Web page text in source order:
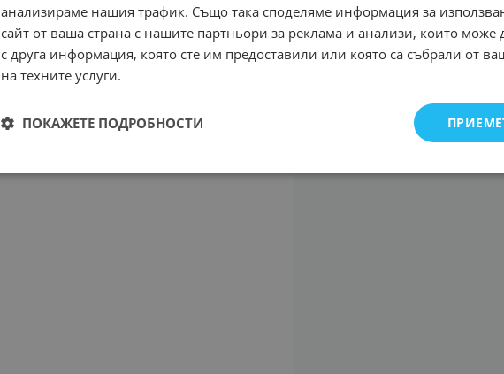
анализираме нашия трафик. Също така споделяме информация за
сайт от ваша страна с нашите партньори за реклама и анализи, които може
с друга информация, която сте им предоставили или която са събрали от
на техните услуги.
ПОКАЖЕТЕ ПОДРОБНОСТИ